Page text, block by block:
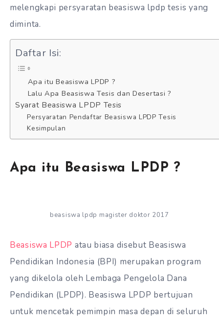
melengkapi persyaratan beasiswa lpdp tesis yang
diminta.
Daftar Isi:
Apa itu Beasiswa LPDP ?
Lalu Apa Beasiswa Tesis dan Desertasi ?
Syarat Beasiswa LPDP Tesis
Persyaratan Pendaftar Beasiswa LPDP Tesis
Kesimpulan
Apa itu Beasiswa LPDP ?
beasiswa lpdp magister doktor 2017
Beasiswa LPDP atau biasa disebut Beasiswa
Pendidikan Indonesia (BPI) merupakan program
yang dikelola oleh Lembaga Pengelola Dana
Pendidikan (LPDP). Beasiswa LPDP bertujuan
untuk mencetak pemimpin masa depan di seluruh